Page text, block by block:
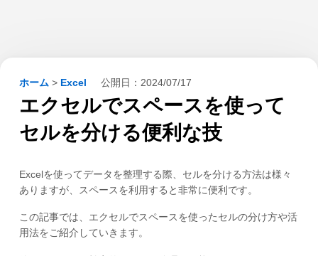
ホーム > Excel 公開日： 2024/07/17
エクセルでスペースを使って
セルを分ける便利な技
Excelを使ってデータを整理する際、セルを分ける方法は様々
ありますが、スペースを利用すると非常に便利です。
この記事では、エクセルでスペースを使ったセルの分け方や活
用法をご紹介していきます。